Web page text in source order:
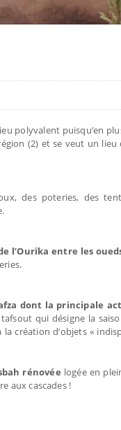
polyvalent puisqu’en
(2) et se veut un lieu
des poteries, des
l’Ourika entre les
dont la principale
qui désigne la
création d’objets «
rénovée logée en
aux cascades !